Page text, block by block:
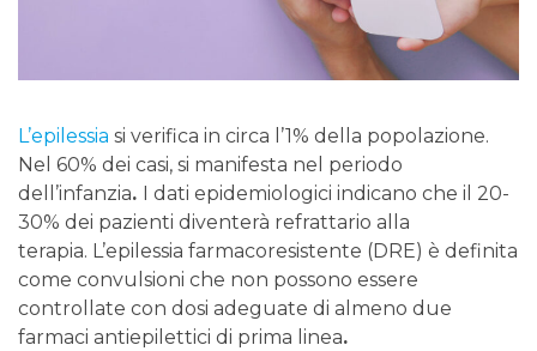
L’epilessia si verifica in circa l’1% della popolazione.
Nel 60% dei casi, si manifesta nel periodo
dell’infanzia. I dati epidemiologici indicano che il 20-
30% dei pazienti diventerà refrattario alla
terapia. L’epilessia farmacoresistente (DRE) è definita
come convulsioni che non possono essere
controllate con dosi adeguate di almeno due
farmaci antiepilettici di prima linea.